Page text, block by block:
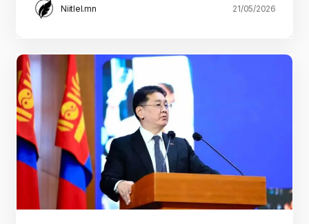
Niitlel.mn 21/05/2026